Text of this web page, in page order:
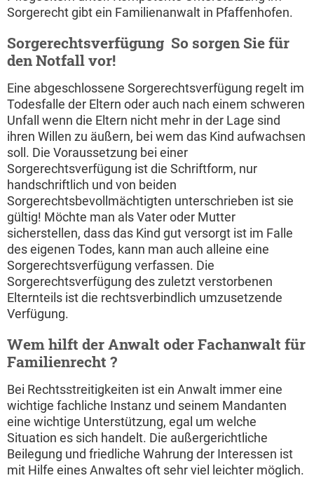
Sorgerecht gibt ein Familienanwalt in Pfaffenhofen.
Sorgerechtsverfügung  So sorgen Sie für
den Notfall vor!
Eine abgeschlossene Sorgerechtsverfügung regelt im
Todesfalle der Eltern oder auch nach einem schweren
Unfall wenn die Eltern nicht mehr in der Lage sind
ihren Willen zu äußern, bei wem das Kind aufwachsen
soll. Die Voraussetzung bei einer
Sorgerechtsverfügung ist die Schriftform, nur
handschriftlich und von beiden
Sorgerechtsbevollmächtigten unterschrieben ist sie
gültig! Möchte man als Vater oder Mutter
sicherstellen, dass das Kind gut versorgt ist im Falle
des eigenen Todes, kann man auch alleine eine
Sorgerechtsverfügung verfassen. Die
Sorgerechtsverfügung des zuletzt verstorbenen
Elternteils ist die rechtsverbindlich umzusetzende
Verfügung.
Wem hilft der Anwalt oder Fachanwalt für
Familienrecht ?
Bei Rechtsstreitigkeiten ist ein Anwalt immer eine
wichtige fachliche Instanz und seinem Mandanten
eine wichtige Unterstützung, egal um welche
Situation es sich handelt. Die außergerichtliche
Beilegung und friedliche Wahrung der Interessen ist
mit Hilfe eines Anwaltes oft sehr viel leichter möglich.